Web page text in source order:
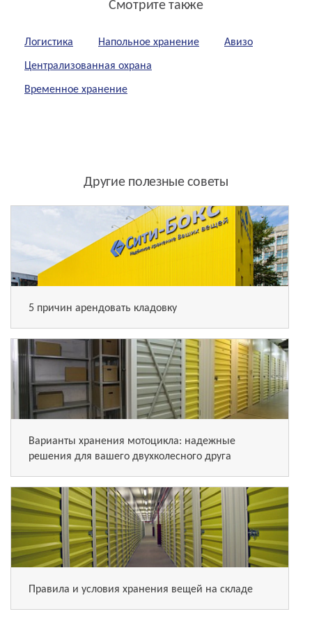
Смотрите также
Логистика Напольное хранение Авизо
Централизованная охрана
Временное хранение
Другие полезные советы
5 причин арендовать кладовку
Варианты хранения мотоцикла: надежные
решения для вашего двухколесного друга
Правила и условия хранения вещей на складе